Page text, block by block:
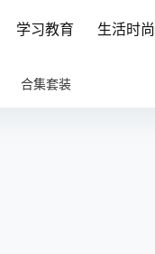
学习教育 生活时尚
合集套装